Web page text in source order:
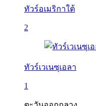
ทัวร์อเมริกาใต้
2
ทัวร์เวเนซุเอลา
1